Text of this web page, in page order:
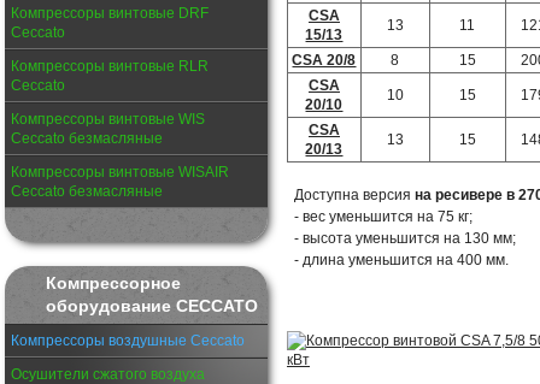
Компрессоры винтовые DRF
Ceccato
Компрессоры винтовые RLR
Ceccato
Компрессоры винтовые WIS
Ceccato безмасляные
Компрессоры винтовые WISAIR
Ceccato безмасляные
Компрессорное
оборудование CECCATO
Компрессоры воздушные Ceccato
Осушители сжатого воздуха
CSA
15/13
13 11
CSA 20/8 8 15
CSA
20/10
10 15
CSA
20/13
13 15
Доступна версия на ресивере в
- вес уменьшится на 75 кг;
- высота уменьшится на 130 мм;
- длина уменьшится на 400 мм.